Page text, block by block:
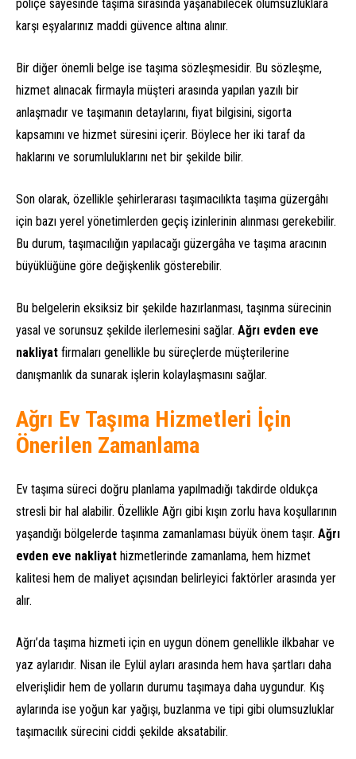
poliçe sayesinde taşıma sırasında yaşanabilecek olumsuzluklara
karşı eşyalarınız maddi güvence altına alınır.
Bir diğer önemli belge ise taşıma sözleşmesidir. Bu sözleşme,
hizmet alınacak firmayla müşteri arasında yapılan yazılı bir
anlaşmadır ve taşımanın detaylarını, fiyat bilgisini, sigorta
kapsamını ve hizmet süresini içerir. Böylece her iki taraf da
haklarını ve sorumluluklarını net bir şekilde bilir.
Son olarak, özellikle şehirlerarası taşımacılıkta taşıma güzergâhı
için bazı yerel yönetimlerden geçiş izinlerinin alınması gerekebilir.
Bu durum, taşımacılığın yapılacağı güzergâha ve taşıma aracının
büyüklüğüne göre değişkenlik gösterebilir.
Bu belgelerin eksiksiz bir şekilde hazırlanması, taşınma sürecinin
yasal ve sorunsuz şekilde ilerlemesini sağlar. Ağrı evden eve
nakliyat firmaları genellikle bu süreçlerde müşterilerine
danışmanlık da sunarak işlerin kolaylaşmasını sağlar.
Ağrı Ev Taşıma Hizmetleri İçin
Önerilen Zamanlama
Ev taşıma süreci doğru planlama yapılmadığı takdirde oldukça
stresli bir hal alabilir. Özellikle Ağrı gibi kışın zorlu hava koşullarının
yaşandığı bölgelerde taşınma zamanlaması büyük önem taşır. Ağrı
evden eve nakliyat hizmetlerinde zamanlama, hem hizmet
kalitesi hem de maliyet açısından belirleyici faktörler arasında yer
alır.
Ağrı’da taşıma hizmeti için en uygun dönem genellikle ilkbahar ve
yaz aylarıdır. Nisan ile Eylül ayları arasında hem hava şartları daha
elverişlidir hem de yolların durumu taşımaya daha uygundur. Kış
aylarında ise yoğun kar yağışı, buzlanma ve tipi gibi olumsuzluklar
taşımacılık sürecini ciddi şekilde aksatabilir.